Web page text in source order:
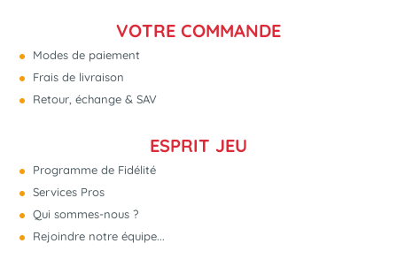
VOTRE COMMANDE
Modes de paiement
Frais de livraison
Retour, échange & SAV
ESPRIT JEU
Programme de Fidélité
Services Pros
Qui sommes-nous ?
Rejoindre notre équipe...